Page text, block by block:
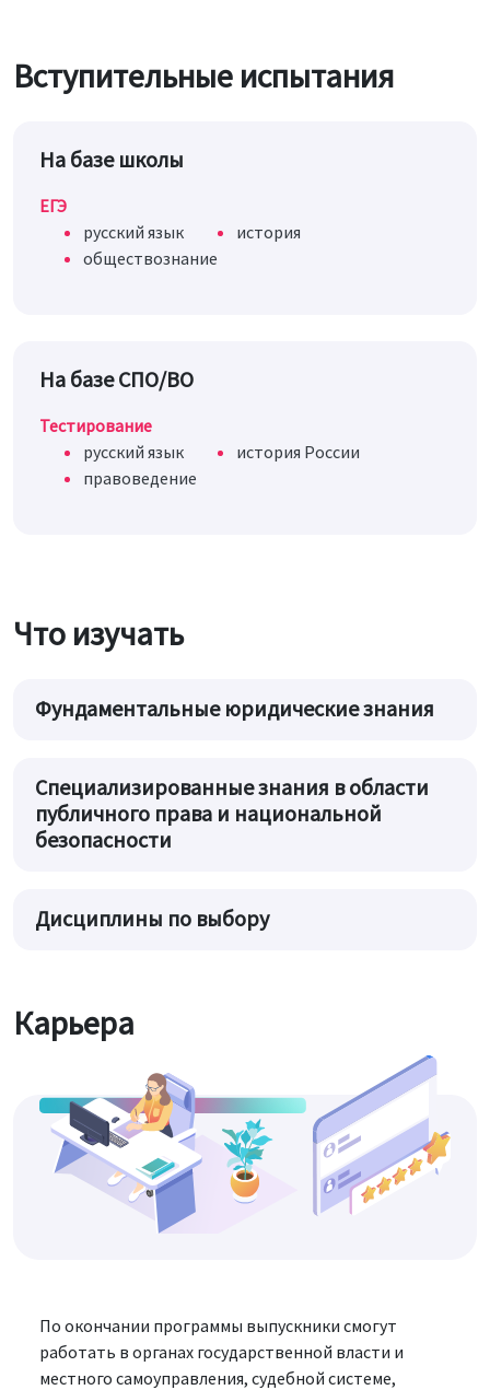
Вступительные испытания
На базе школы
ЕГЭ
русский язык
история
обществознание
На базе СПО/ВО
Тестирование
русский язык
история России
правоведение
Что изучать
Фундаментальные юридические знания
Специализированные знания в области
публичного права и национальной
безопасности
Дисциплины по выбору
Карьера
По окончании программы выпускники смогут
работать в органах государственной власти и
местного самоуправления, судебной системе,